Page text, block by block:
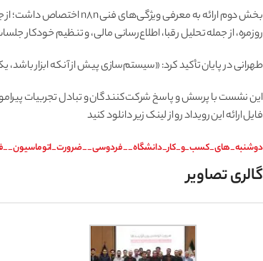
روزمره، از جمله تحلیل رقبا، اطلاع‌رسانی مالی، و تنظیم خودکار
طهرانی در پایان تأکید کرد: «سیستم‌سازی پیش از آنکه ابزار
این نشست با پرسش و پاسخ شرکت‌کنندگان و تبادل تجربیات
فایل ارائه این رویداد رو از لینک زیر دانلود کنید
گالری تصاویر